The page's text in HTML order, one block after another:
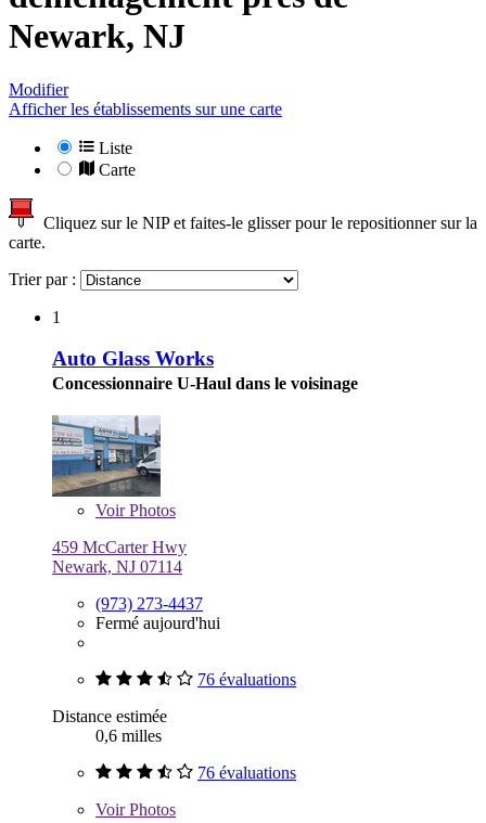
Newark, NJ
Modifier
Afficher les établissements sur une carte
Liste
Carte
Cliquez sur le NIP et faites-le glisser pour le repositionner sur la
carte.
Trier par :
1
Auto Glass Works
Concessionnaire U-Haul dans le voisinage
VoirPhotos
459 McCarter Hwy
Newark, NJ 07114
(973) 273-4437
Fermé aujourd'hui
76 évaluations
Distance estimée
0,6 milles
76 évaluations
VoirPhotos